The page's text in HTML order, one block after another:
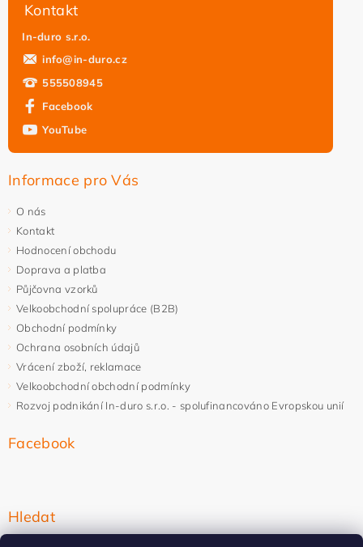
Kontakt
In-duro s.r.o.
info@in-duro.cz
555508945
Facebook
YouTube
Informace pro Vás
O nás
Kontakt
Hodnocení obchodu
Doprava a platba
Půjčovna vzorků
Velkoobchodní spolupráce (B2B)
Obchodní podmínky
Ochrana osobních údajů
Vrácení zboží, reklamace
Velkoobchodní obchodní podmínky
Rozvoj podnikání In-duro s.r.o. - spolufinancováno Evropskou unií
Facebook
Hledat